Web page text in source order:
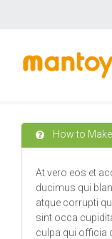
How to
At vero eos et
ducimus qui
atque corrupti
sint occa
culpa qui officia